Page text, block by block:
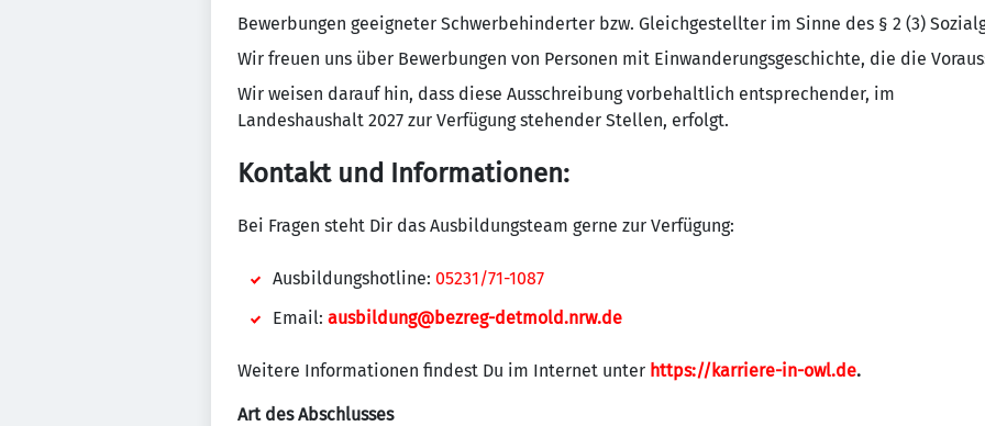
Bewerbungen geeigneter Schwerbehinderter bzw. Gleichgestellter im Sinne des § 2 (3)
Wir freuen uns über Bewerbungen von Personen mit Einwanderungsgeschichte, die die
Wir weisen darauf hin, dass diese Ausschreibung vorbehaltlich entsprechender, im
Landeshaushalt 2027 zur Verfügung stehender Stellen, erfolgt.
Kontakt und Informationen:
Bei Fragen steht Dir das Ausbildungsteam gerne zur Verfügung:
Ausbildungshotline: 05231/71-1087
Email: ausbildung@bezreg-detmold.nrw.de
Weitere Informationen findest Du im Internet unter https://karriere-in-owl.de.
Art des Abschlusses